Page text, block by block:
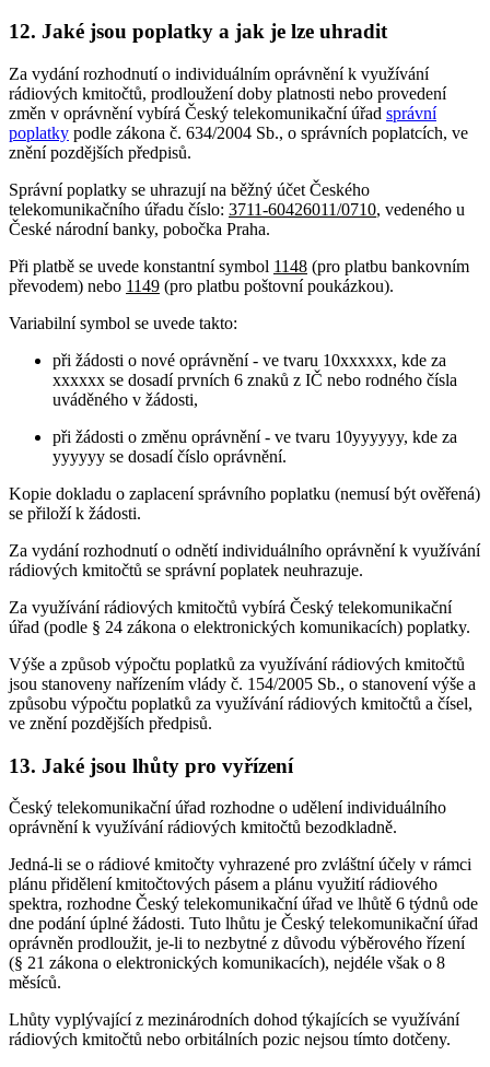
12. Jaké jsou poplatky a jak je lze uhradit
Za vydání rozhodnutí o individuálním oprávnění k využívání
rádiových kmitočtů, prodloužení doby platnosti nebo provedení
změn v oprávnění vybírá Český telekomunikační úřad správní
poplatky podle zákona č. 634/2004 Sb., o správních poplatcích, ve
znění pozdějších předpisů.
Správní poplatky se uhrazují na běžný účet Českého
telekomunikačního úřadu číslo: 3711-60426011/0710, vedeného u
České národní banky, pobočka Praha.
Při platbě se uvede konstantní symbol 1148 (pro platbu bankovním
převodem) nebo 1149 (pro platbu poštovní poukázkou).
Variabilní symbol se uvede takto:
při žádosti o nové oprávnění - ve tvaru 10xxxxxx, kde za
xxxxxx se dosadí prvních 6 znaků z IČ nebo rodného čísla
uváděného v žádosti,
při žádosti o změnu oprávnění - ve tvaru 10yyyyyy, kde za
yyyyyy se dosadí číslo oprávnění.
Kopie dokladu o zaplacení správního poplatku (nemusí být ověřená)
se přiloží k žádosti.
Za vydání rozhodnutí o odnětí individuálního oprávnění k využívání
rádiových kmitočtů se správní poplatek neuhrazuje.
Za využívání rádiových kmitočtů vybírá Český telekomunikační
úřad (podle § 24 zákona o elektronických komunikacích) poplatky.
Výše a způsob výpočtu poplatků za využívání rádiových kmitočtů
jsou stanoveny nařízením vlády č. 154/2005 Sb., o stanovení výše a
způsobu výpočtu poplatků za využívání rádiových kmitočtů a čísel,
ve znění pozdějších předpisů.
13. Jaké jsou lhůty pro vyřízení
Český telekomunikační úřad rozhodne o udělení individuálního
oprávnění k využívání rádiových kmitočtů bezodkladně.
Jedná-li se o rádiové kmitočty vyhrazené pro zvláštní účely v rámci
plánu přidělení kmitočtových pásem a plánu využití rádiového
spektra, rozhodne Český telekomunikační úřad ve lhůtě 6 týdnů ode
dne podání úplné žádosti. Tuto lhůtu je Český telekomunikační úřad
oprávněn prodloužit, je-li to nezbytné z důvodu výběrového řízení
(§ 21 zákona o elektronických komunikacích), nejdéle však o 8
měsíců.
Lhůty vyplývající z mezinárodních dohod týkajících se využívání
rádiových kmitočtů nebo orbitálních pozic nejsou tímto dotčeny.